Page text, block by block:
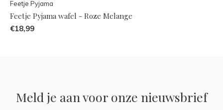
Feetje Pyjama
Feetje Pyjama wafel - Roze Melange
€18,99
Meld je aan voor onze nieuwsbrief